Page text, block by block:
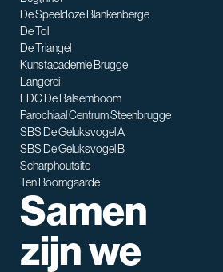
De Speeldoze Blankenberge
De Tol
De Triangel
Kunstacademie Brugge
Langerei
LDC De Balsemboom
Parochiaal Centrum Steenbrugge
SBS De Geluksvogel A
SBS De Geluksvogel B
Scharphoutsite
Ten Boomgaarde
Samen
zijn we
SNT assistent
Waarmee kan ik je helpen?